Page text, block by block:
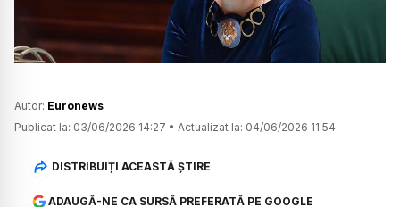
Autor: Euronews
Publicat la: 03/06/2026 14:27 • Actualizat la: 04/06/2026 11:54
DISTRIBUIȚI ACEASTĂ ȘTIRE
ADAUGĂ-NE CA SURSĂ PREFERATĂ PE GOOGLE